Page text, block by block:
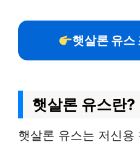
햇살론 유스
햇살론 유스란?
햇살론 유스는 저신용